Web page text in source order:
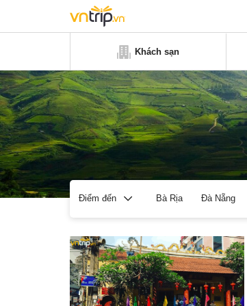
Khách sạn
Điểm đến Bà Rịa Đà Nẵng